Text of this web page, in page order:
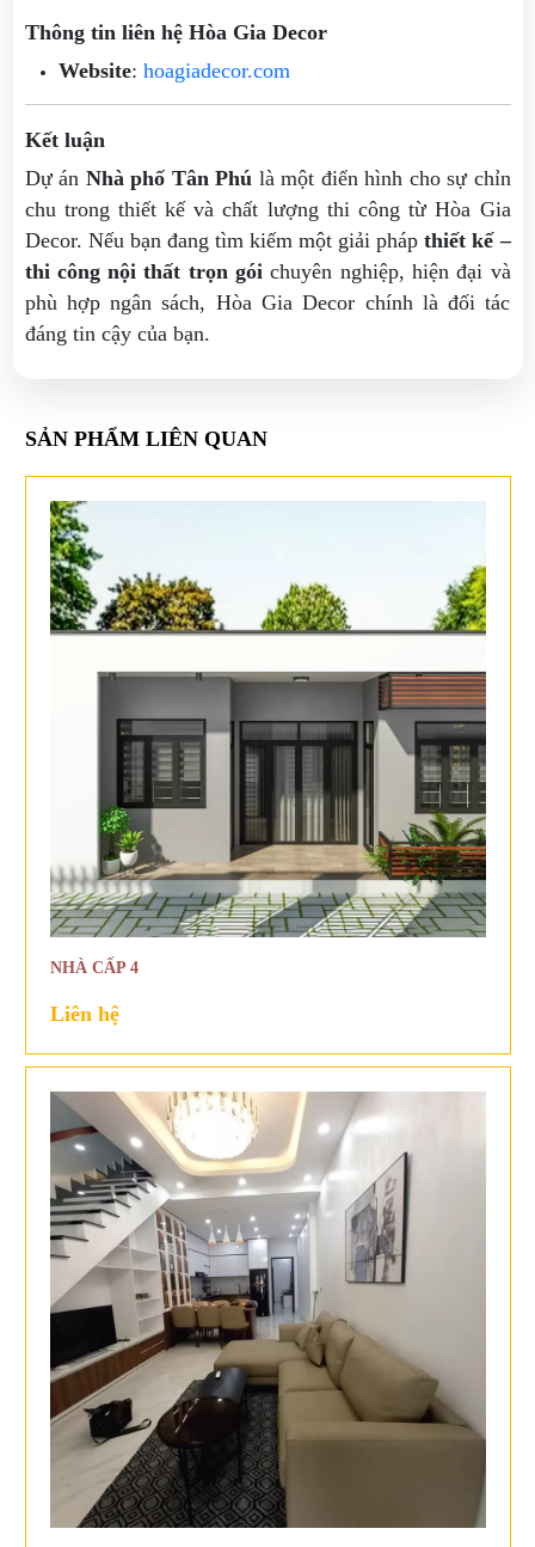
Thông tin liên hệ Hòa Gia Decor
Website: hoagiadecor.com
Kết luận
Dự án Nhà phố Tân Phú là một điển hình cho sự chỉn
chu trong thiết kế và chất lượng thi công từ Hòa Gia
Decor. Nếu bạn đang tìm kiếm một giải phápthiết kế –
thi công nội thất trọn gói chuyên nghiệp, hiện đại và
phù hợp ngân sách, Hòa Gia Decor chính là đối tác
đáng tin cậy của bạn.
SẢN PHẨM LIÊN QUAN
NHÀ CẤP 4
Liên hệ